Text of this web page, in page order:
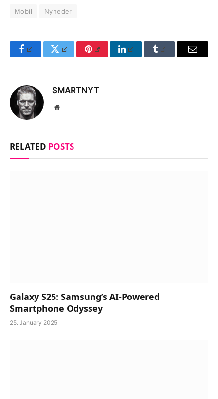
Mobil Nyheder
FacebookTwitter Pinterest LinkedInTumblr Email
SMARTNYT
Website
RELATED POSTS
Galaxy S25: Samsung’s AI-Powered
Smartphone Odyssey
25. January 2025